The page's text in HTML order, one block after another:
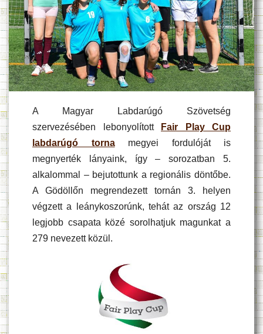
A Magyar Labdarúgó Szövetség
szervezésében lebonyolított
Fair Play Cup
labdarúgó tornamegyei fordulóját is
megnyerték lányaink, így – sorozatban 5.
alkalommal – bejutottunk a regionális döntőbe.
A Gödöllőn megrendezett tornán 3. helyen
végzett a leánykoszorúnk, tehát az ország 12
legjobb csapata közé sorolhatjuk magunkat a
279 nevezett közül.